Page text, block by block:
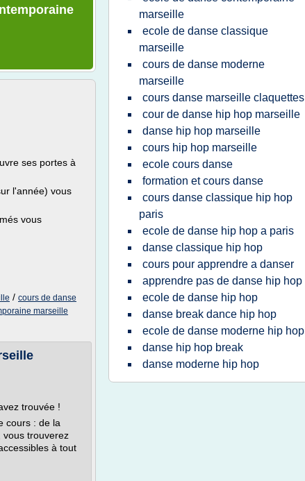
ses portes à
l'année) vous
vous
/ cours de danse
marseille
trouvée !
cours : de la
vous trouverez
à tout
marseille
ecole de danse classique
marseille
cours de danse moderne
marseille
cours danse marseille claquettes
cour de danse hip hop marseille
danse hip hop marseille
cours hip hop marseille
ecole cours danse
formation et cours danse
cours danse classique hip hop
paris
ecole de danse hip hop a paris
danse classique hip hop
cours pour apprendre a danser
apprendre pas de danse hip hop
ecole de danse hip hop
danse break dance hip hop
ecole de danse moderne hip hop
danse hip hop break
danse moderne hip hop